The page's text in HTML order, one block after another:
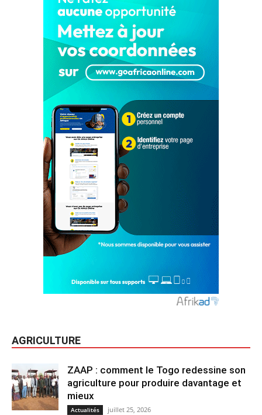
AGRICULTURE
ZAAP : comment le Togo redessine son
agriculture pour produire davantage et
mieux
Actualités juillet 25, 2026